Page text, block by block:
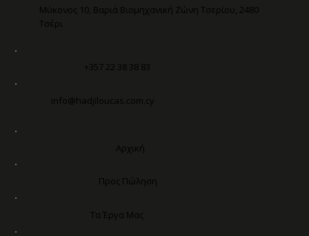
Μύκονος 10, Βαριά Βιομηχανική Ζώνη Τσερίου, 2480
Τσέρι
+357 22 38 38 83
info@hadjiloucas.com.cy
Αρχική
Προς Πώληση
Τα Έργα Μας